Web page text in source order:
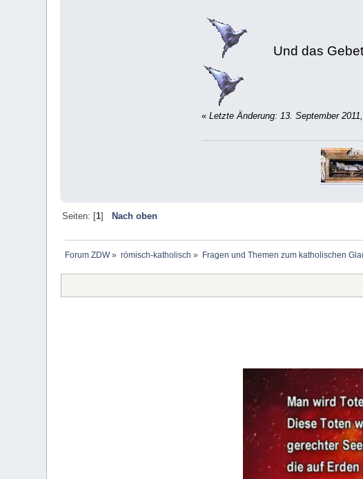
Und das
« Letzte Änderung: 13. September
Seiten: [1] Nach oben
Forum ZDW» römisch-katholisch » Fragen und Themen zum katholischen